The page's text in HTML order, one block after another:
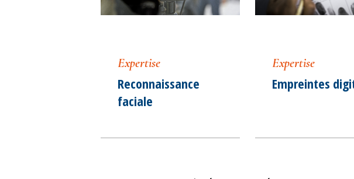
Expertise
Reconnaissance
faciale
Expertise
Empreintes